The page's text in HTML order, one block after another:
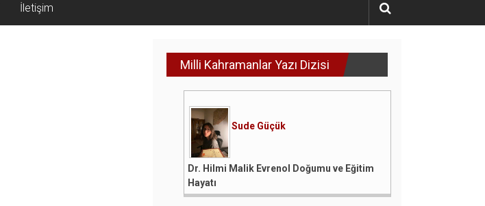
İletişim
Milli Kahramanlar Yazı Dizisi
Sude Güçük
Dr. Hilmi Malik Evrenol Doğumu ve Eğitim
Hayatı